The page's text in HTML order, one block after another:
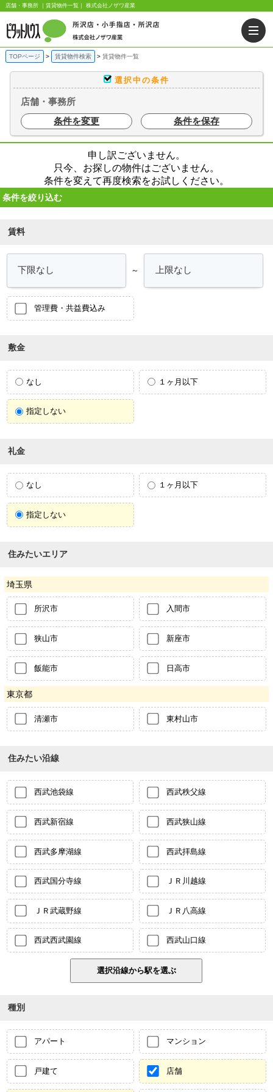
店舗・事務所 ｜賃貸物件一覧｜ 株式会社ノザワ産業
TOPページ 賃貸物件検索 賃貸物件一覧
選択中の条件
店舗・事務所
条件を変更
条件を保存
申し訳ございません。
只今、お探しの物件はございません。
条件を変えて再度検索をお試しください。
条件を絞り込む
賃料
～
管理費・共益費込み
敷金
なし １ヶ月以下
指定しない
礼金
なし １ヶ月以下
指定しない
住みたいエリア
埼玉県
所沢市 入間市
狭山市 新座市
飯能市 日高市
東京都
清瀬市 東村山市
住みたい沿線
西武池袋線 西武秩父線
西武新宿線 西武狭山線
西武多摩湖線 西武拝島線
西武国分寺線 ＪＲ川越線
ＪＲ武蔵野線 ＪＲ八高線
西武西武園線 西武山口線
種別
アパート マンション
戸建て 店舗